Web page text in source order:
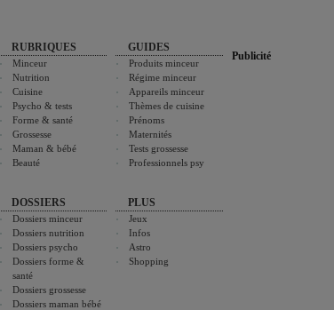
RUBRIQUES
Minceur
Nutrition
Cuisine
Psycho & tests
Forme & santé
Grossesse
Maman & bébé
Beauté
DOSSIERS
Dossiers minceur
Dossiers nutrition
Dossiers psycho
Dossiers forme &
santé
Dossiers grossesse
Dossiers maman bébé
GUIDES
Produits minceur
Régime minceur
Appareils minceur
Thèmes de cuisine
Prénoms
Maternités
Tests grossesse
Professionnels psy
PLUS
Jeux
Infos
Astro
Shopping
Publicité